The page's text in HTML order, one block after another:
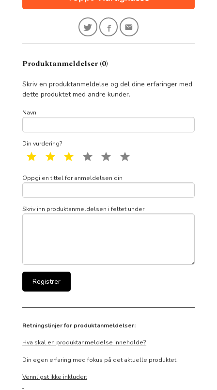
Produktanmeldelser (0)
Skriv en produktanmeldelse og del dine erfaringer med
dette produktet med andre kunder.
Navn
Din vurdering?
1 star 2 star 3 star 4 star 5 star
Oppgi en tittel for anmeldelsen din
Skriv inn produktanmeldelsen i feltet under
Retningslinjer for produktanmeldelser:
Hva skal en produktanmeldelse inneholde?
Din egen erfaring med fokus på det aktuelle produktet.
Vennligst ikke inkluder: